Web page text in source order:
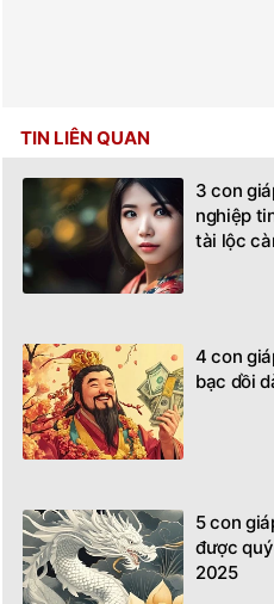
TIN LIÊN QUAN
3 con
nghiệp
tài lộc
4 con
bạc dồi
5 con
được
2025